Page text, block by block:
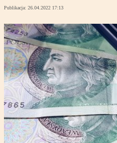
Publikacja: 26.04.2022 17:13